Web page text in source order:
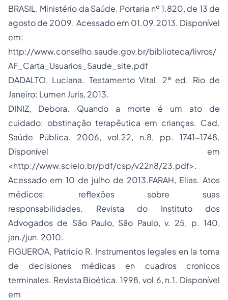
BRASIL. Ministério da Saúde. Portaria nº 1.820, de 13 de
agosto de 2009. Acessado em 01.09.2013. Disponível
em:
http://www.conselho.saude.gov.br/biblioteca/livros/
AF_Carta_Usuarios_Saude_site.pdf
DADALTO, Luciana. Testamento Vital. 2ª ed. Rio de
Janeiro: Lumen Juris, 2013.
DINIZ, Debora. Quando a morte é um ato de
cuidado: obstinação terapêutica em crianças. Cad.
Saúde Pública. 2006, vol.22, n.8, pp. 1741-1748.
Disponível em
<http://www.scielo.br/pdf/csp/v22n8/23.pdf>.
Acessado em 10 de julho de 2013.FARAH, Elias. Atos
médicos: reflexões sobre suas
responsabilidades. Revista do Instituto dos
Advogados de São Paulo, São Paulo, v. 25, p. 140,
jan./jun. 2010.
FIGUEROA, Patricio R. Instrumentos legales en la toma
de decisiones médicas en cuadros cronicos
terminales. Revista Bioética. 1998, vol.6, n.1. Disponível
em